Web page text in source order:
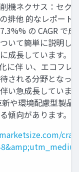
機ネクサス：セク
排他 的なレポー
の CAGR で
いて簡単に説明し
成長しています。
に伴 い、エコフ
される分野となっ
い急成長していま
や環境配慮型製
傾向があります。